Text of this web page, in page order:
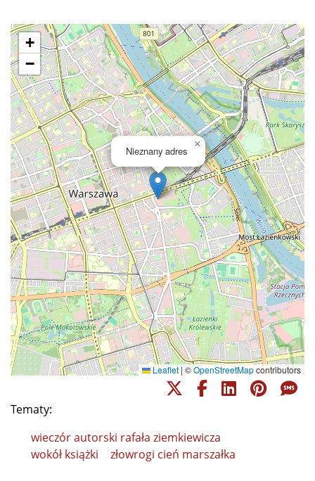
Nieznany adres
×
+
−
Leaflet | ©OpenStreetMapcontributors
Tematy:
wieczór autorski rafała ziemkiewicza
wokół książki
złowrogi cień marszałka